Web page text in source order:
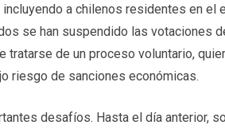
a chilenos residentes en el
se han suspendido las votaciones
de un proceso voluntario,
riesgo de sanciones económicas.
desafíos. Hasta el día anterior,